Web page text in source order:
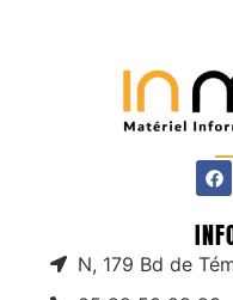
N, 179 Bd de